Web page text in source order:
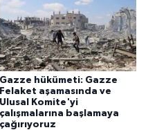
Gazze hükümeti: Gazze
Felaket aşamasında ve
Ulusal Komite'yi
çalışmalarına başlamaya
çağırıyoruz